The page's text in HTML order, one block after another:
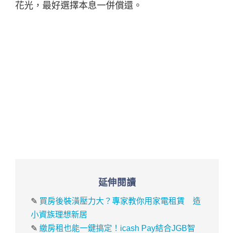
花光，最好選擇本息一併償還。
延伸閱讀
✎ 買房後裝潢壓力大？專家教你用家電租賃 造
小資族理想新居
✎繳房租也能一鍵搞定！icash Pay結合JGB智